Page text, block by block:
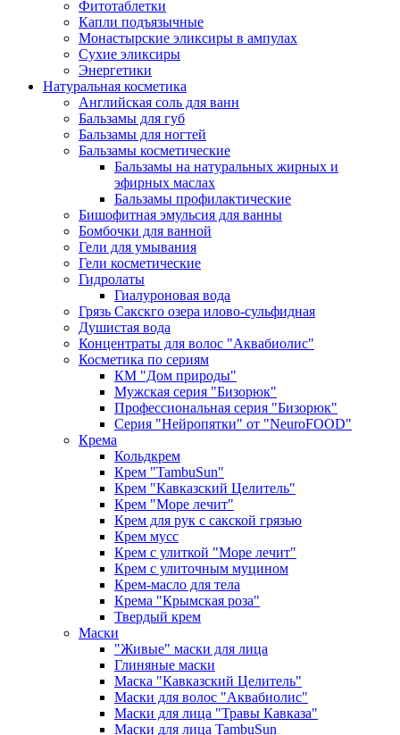
Фитотаблетки
Капли подъязычные
Монастырские эликсиры в ампулах
Сухие эликсиры
Энергетики
Натуральная косметика
Английская соль для ванн
Бальзамы для губ
Бальзамы для ногтей
Бальзамы косметические
Бальзамы на натуральных жирных и
эфирных маслах
Бальзамы профилактические
Бишофитная эмульсия для ванны
Бомбочки для ванной
Гели для умывания
Гели косметические
Гидролаты
Гиалуроновая вода
Грязь Сакскго озера илово-сульфидная
Душистая вода
Концентраты для волос "Аквабиолис"
Косметика по сериям
КМ "Дом природы"
Мужская серия "Бизорюк"
Профессиональная серия "Бизорюк"
Серия "Нейропятки" от "NeuroFOOD"
Крема
Кольдкрем
Крем "TambuSun"
Крем "Кавказский Целитель"
Крем "Море лечит"
Крем для рук с сакской грязью
Крем мусс
Крем с улиткой "Море лечит"
Крем с улиточным муцином
Крем-масло для тела
Крема "Крымская роза"
Твердый крем
Маски
"Живые" маски для лица
Глиняные маски
Маска "Кавказский Целитель"
Маски для волос "Аквабиолис"
Маски для лица "Травы Кавказа"
Маски для лица TambuSun